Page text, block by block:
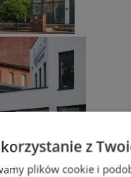
z
plików cookie i